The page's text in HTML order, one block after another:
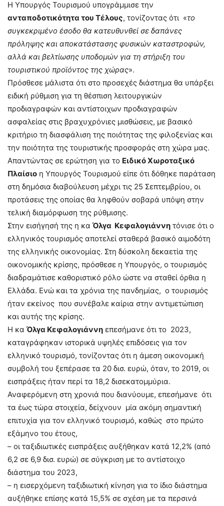
Η Υπουργός Τουρισμού υπογράμμισε την
ανταποδοτικότητα του Τέλους, τονίζοντας ότι «το
συγκεκριμένο έσοδο θα κατευθυνθεί σε δαπάνες
πρόληψης και αποκατάστασης φυσικών καταστροφών,
αλλά και βελτίωσης υποδομών για τη στήριξη του
τουριστικού προϊόντος της χώρας».
Πρόσθεσε μάλιστα ότι στο προσεχές διάστημα θα υπάρξει
ειδική ρύθμιση για τη θέσπιση λειτουργικών
προδιαγραφών και αντίστοιχων προδιαγραφών
ασφαλείας στις βραχυχρόνιες μισθώσεις, με βασικό
κριτήριο τη διασφάλιση της ποιότητας της φιλοξενίας και
την ποιότητα της τουριστικής προσφοράς στη χώρα μας.
Απαντώντας σε ερώτηση για το Ειδικό Χωροταξικό
Πλαίσιο η Υπουργός Τουρισμού είπε ότι δόθηκε παράταση
στη δημόσια διαβούλευση μέχρι τις 25 Σεπτεμβρίου, οι
προτάσεις της οποίας θα ληφθούν σοβαρά υπόψη στην
τελική διαμόρφωση της ρύθμισης.
Στην εισήγησή της η κα Όλγα Κεφαλογιάννη τόνισε ότι ο
ελληνικός τουρισμός αποτελεί σταθερά βασικό αιμοδότη
της ελληνικής οικονομίας. Στη δύσκολη δεκαετία της
οικονομικής κρίσης, πρόσθεσε η Υπουργός, ο τουρισμός
διαδραμάτισε καθοριστικό ρόλο ώστε να σταθεί όρθια η
Ελλάδα. Ενώ και τα χρόνια της πανδημίας, ο τουρισμός
ήταν εκείνος που συνέβαλε καίρια στην αντιμετώπιση
και αυτής της κρίσης.
Η κα Όλγα Κεφαλογιάννη επεσήμανε ότι το 2023,
καταγράφηκαν ιστορικά υψηλές επιδόσεις για τον
ελληνικό τουρισμό, τονίζοντας ότι η άμεση οικονομική
συμβολή του ξεπέρασε τα 20 δισ. ευρώ, όταν, το 2019, οι
εισπράξεις ήταν περί τα 18,2 δισεκατομμύρια.
Αναφερόμενη στη χρονιά που διανύουμε, επεσήμανε ότι
τα έως τώρα στοιχεία, δείχνουν μία ακόμη σημαντική
επιτυχία για τον ελληνικό τουρισμό, καθώς στο πρώτο
εξάμηνο του έτους,
– οι ταξιδιωτικές εισπράξεις αυξήθηκαν κατά 12,2% (από
6,2 σε 6,9 δισ. ευρώ) σε σύγκριση με το αντίστοιχο
διάστημα του 2023,
– η εισερχόμενη ταξιδιωτική κίνηση για το ίδιο διάστημα
αυξήθηκε επίσης κατά 15,5% σε σχέση με τα περσινά